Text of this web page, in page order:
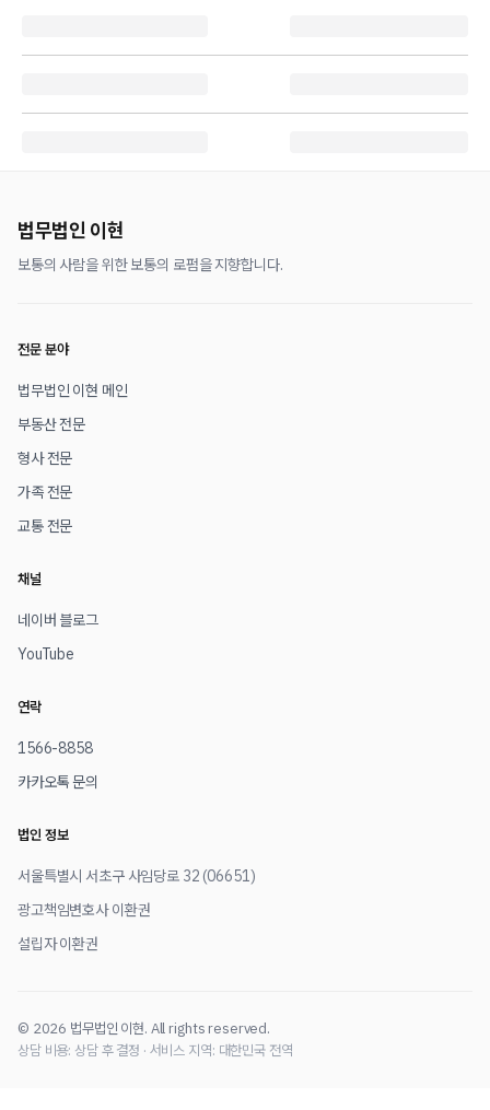
법무법인 이현
보통의 사람을 위한 보통의 로펌을 지향합니다.
전문 분야
법무법인 이현 메인
부동산 전문
형사 전문
가족 전문
교통 전문
채널
네이버 블로그
YouTube
연락
1566-8858
카카오톡 문의
법인 정보
서울특별시 서초구 사임당로 32 (06651)
광고책임변호사 이환권
설립자 이환권
© 2026 법무법인 이현. All rights reserved.
상담 비용: 상담 후 결정 · 서비스 지역: 대한민국 전역